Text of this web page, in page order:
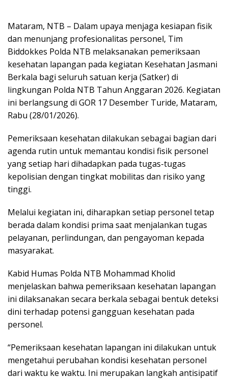
Mataram, NTB – Dalam upaya menjaga kesiapan fisik
dan menunjang profesionalitas personel, Tim
Biddokkes Polda NTB melaksanakan pemeriksaan
kesehatan lapangan pada kegiatan Kesehatan Jasmani
Berkala bagi seluruh satuan kerja (Satker) di
lingkungan Polda NTB Tahun Anggaran 2026. Kegiatan
ini berlangsung di GOR 17 Desember Turide, Mataram,
Rabu (28/01/2026).
Pemeriksaan kesehatan dilakukan sebagai bagian dari
agenda rutin untuk memantau kondisi fisik personel
yang setiap hari dihadapkan pada tugas-tugas
kepolisian dengan tingkat mobilitas dan risiko yang
tinggi.
Melalui kegiatan ini, diharapkan setiap personel tetap
berada dalam kondisi prima saat menjalankan tugas
pelayanan, perlindungan, dan pengayoman kepada
masyarakat.
Kabid Humas Polda NTB Mohammad Kholid
menjelaskan bahwa pemeriksaan kesehatan lapangan
ini dilaksanakan secara berkala sebagai bentuk deteksi
dini terhadap potensi gangguan kesehatan pada
personel.
“Pemeriksaan kesehatan lapangan ini dilakukan untuk
mengetahui perubahan kondisi kesehatan personel
dari waktu ke waktu. Ini merupakan langkah antisipatif